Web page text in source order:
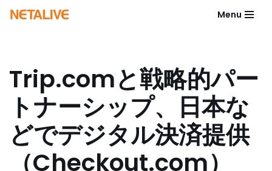
ン
ツ
ス
キ
ッ
Menu
Trip.comと戦略的パー
トナーシップ、日本な
どでデジタル決済提供
（Checkout.com）